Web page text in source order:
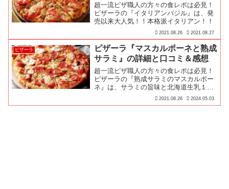
超一流ピザ職人の方々の食レポは必見！
ピザーラの『イタリアンバジル』は、発
売以来大人気！！本格派イタリアン！！
2021.08.26 2021.08.27
ピザーラ
ピザーラ『マスカルポーネと熟成
サラミ』の詳細と口コミ＆感想
超一流ピザ職人の方々の食レポは必見！
ピザーラの『熟成サラミのマスカルポー
ネ』は、サラミの旨味と北海道生乳１０
０％で仕上げたフレッシュかつクリーミ
ーなマスカルポーネチーズで、これま…
2021.08.26 2024.05.03